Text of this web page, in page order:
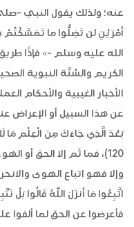
عنه؛ ولذلك يقول النبي -
أَمْرَيْنِ لن تَضِلُّوا ما
الله عليه وسلم -» فإذًا
الكريم والسُنَّة النبوية
الأخبار الغيبية والأحكام
عن هذا السبيل أو الإعراض
بَعْدَ الَّذِي جَاءَكَ مِنَ الْعِلْمِ مَا
120)، فما ثَم إلا الحق أو
وإلا فهو اتباع الهوى
فأعرضوا عن الحق لما ألفوا